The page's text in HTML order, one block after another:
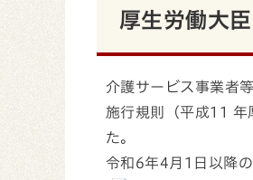
厚生労働大
介護サービス事業者
施行規則（平成11 年
た。
令和6年4月1日以降